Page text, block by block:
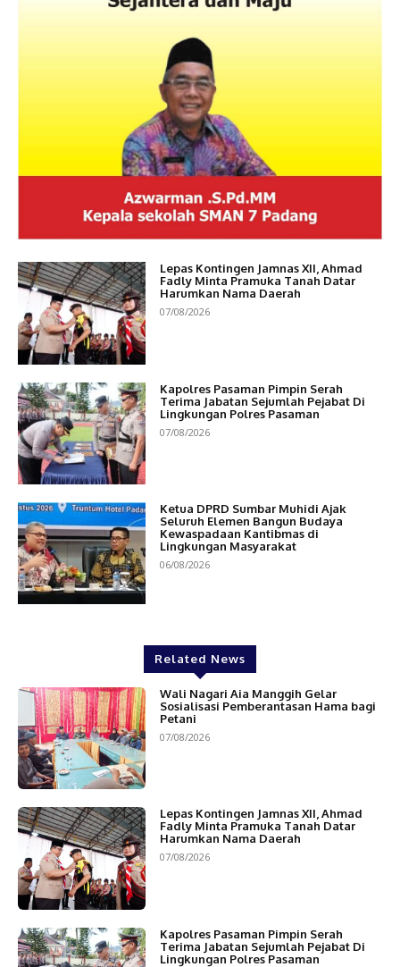
Lepas Kontingen Jamnas XII, Ahmad
Fadly Minta Pramuka Tanah Datar
Harumkan Nama Daerah
07/08/2026
Kapolres Pasaman Pimpin Serah
Terima Jabatan Sejumlah Pejabat Di
Lingkungan Polres Pasaman
07/08/2026
Ketua DPRD Sumbar Muhidi Ajak
Seluruh Elemen Bangun Budaya
Kewaspadaan Kantibmas di
Lingkungan Masyarakat
06/08/2026
Related News
Wali Nagari Aia Manggih Gelar
Sosialisasi Pemberantasan Hama bagi
Petani
07/08/2026
Lepas Kontingen Jamnas XII, Ahmad
Fadly Minta Pramuka Tanah Datar
Harumkan Nama Daerah
07/08/2026
Kapolres Pasaman Pimpin Serah
Terima Jabatan Sejumlah Pejabat Di
Lingkungan Polres Pasaman